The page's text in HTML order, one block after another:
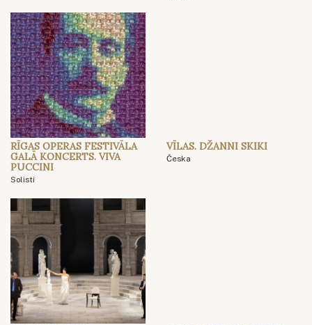
RĪGAS OPERAS FESTIVĀLA
GALĀ KONCERTS. VIVA
PUCCINI
Solisti
VĪLAS. DŽANNI SKIKI
Česka